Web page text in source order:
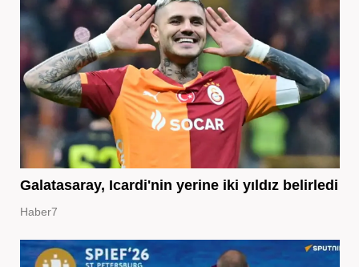
Galatasaray, Icardi'nin yerine iki yıldız belirledi
Haber7